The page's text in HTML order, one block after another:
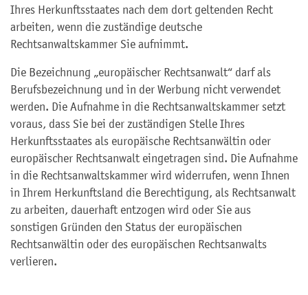
Ihres Herkunftsstaates nach dem dort geltenden Recht
arbeiten, wenn die zuständige deutsche
Rechtsanwaltskammer Sie aufnimmt.
Die Bezeichnung „europäischer Rechtsanwalt“ darf als
Berufsbezeichnung und in der Werbung nicht verwendet
werden. Die Aufnahme in die Rechtsanwaltskammer setzt
voraus, dass Sie bei der zuständigen Stelle Ihres
Herkunftsstaates als europäische Rechtsanwältin oder
europäischer Rechtsanwalt eingetragen sind. Die Aufnahme
in die Rechtsanwaltskammer wird widerrufen, wenn Ihnen
in Ihrem Herkunftsland die Berechtigung, als Rechtsanwalt
zu arbeiten, dauerhaft entzogen wird oder Sie aus
sonstigen Gründen den Status der europäischen
Rechtsanwältin oder des europäischen Rechtsanwalts
verlieren.